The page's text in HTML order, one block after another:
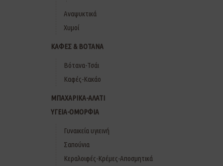
Αναψυκτικά
Χυμοί
ΚΑΦΕΣ & ΒΟΤΑΝΑ
Βότανα-Τσάι
Καφές-Κακάο
ΜΠΑΧΑΡΙΚΑ-ΑΛΑΤΙ
ΥΓΕΙΑ-ΟΜΟΡΦΙΑ
Γυναικεία υγιεινή
Σαπούνια
Κεραλοιφές-Κρέμες-Αποσμητικά